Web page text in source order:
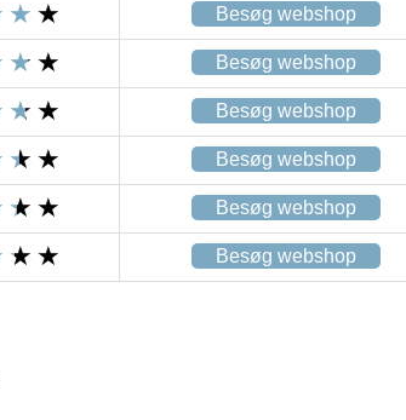
Besøg webshop
Besøg webshop
Besøg webshop
Besøg webshop
Besøg webshop
Besøg webshop